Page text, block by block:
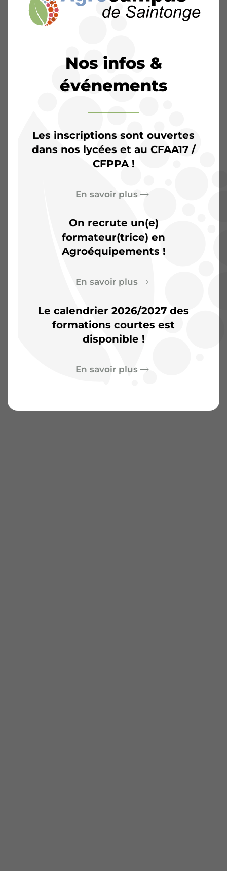
Saintonge :Plus qu’une
salle de classe, un terrain
d’aventures
Nos infos &
événements
Les inscriptions sont ouvertes
dans nos lycées et au CFAA17 /
CFPPA !
En savoir plus
On recrute un(e)
formateur(trice) en
Agroéquipements !
En savoir plus
Le calendrier 2026/2027 des
formations courtes est
disponible !
En savoir plus